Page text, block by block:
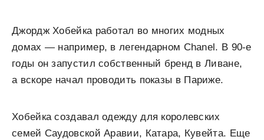
Джордж Хобейка работал во многих модных
домах — например, в легендарном Chanel. В 90-е
годы он запустил собственный бренд в Ливане,
а вскоре начал проводить показы в Париже.
Хобейка создавал одежду для королевских
семей Саудовской Аравии, Катара, Кувейта. Еще